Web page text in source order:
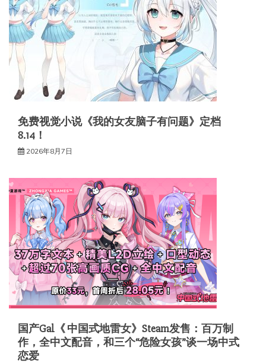
免费视觉小说《我的女友脑子有问题》定档
8.14！
2026年8月7日
国产Gal《 中国式地雷女》Steam发售：百万制
作，全中文配音，和三个“危险女孩”谈一场中式
恋爱